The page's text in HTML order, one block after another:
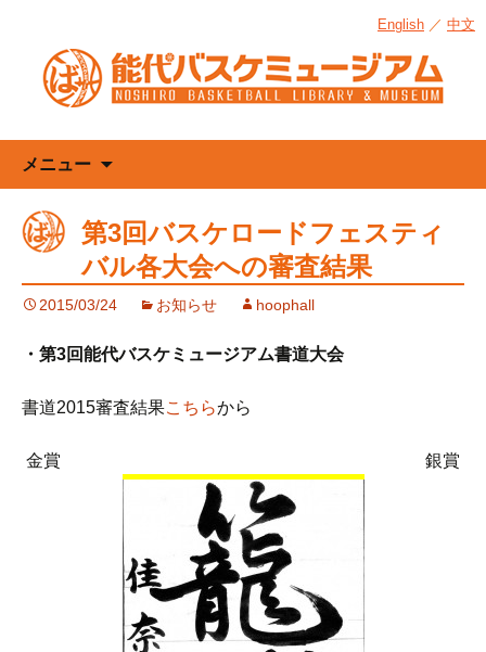
English ／ 中文
メニュー
ン
ツ
へ
ス
キ
プ
第3回バスケロードフェスティ
バル各大会への審査結果
2015/03/24 お知らせ hoophall
・第3回能代バスケミュージアム書道大会
書道2015審査結果こちらから
金賞 銀賞